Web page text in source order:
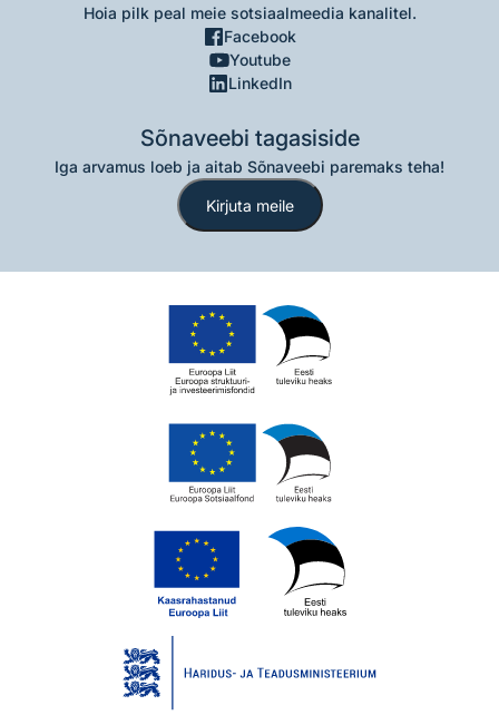
Hoia pilk peal meie sotsiaalmeedia kanalitel.
Facebook
Youtube
LinkedIn
Sõnaveebi tagasiside
Iga arvamus loeb ja aitab Sõnaveebi paremaks teha!
Kirjuta meile